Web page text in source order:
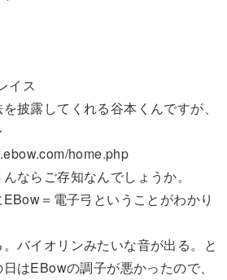
イス
披露してくれる谷本くんですが、
home.php
ならご存知なんでしょうか。
＝電子弓ということがわかり
バイオリンみたいな音が出る。と
はEBowの調子が悪かったので、